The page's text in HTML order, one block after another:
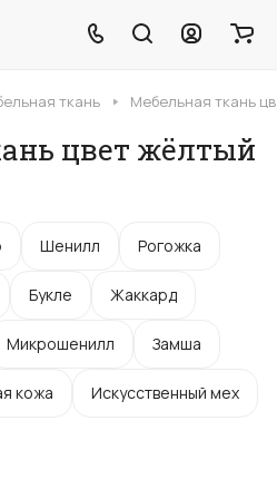
ткань Мебельная ткань
цвет жёлтый
Шенилл Рогожка
Букле Жаккард
Микрошенилл Замша
кожа Искусственный мех